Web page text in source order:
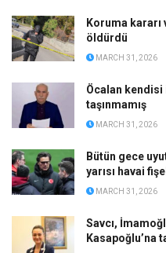
Koruma
öldürdü
MARCH 31, 2026
Öcalan kendisi
taşınmamış
MARCH 31, 2026
Bütün gece
yarısı havai
MARCH 31, 2026
Savcı,
Kasapoğlu’na